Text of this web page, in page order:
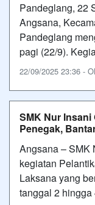
Pandeglang, 22
Angsana,
Pandeglang
pagi (22/9).
22/09/2025 23:36 -
SMK Nur
Penegak,
Angsana – SMK
kegiatan
Laksana yang
tanggal 2